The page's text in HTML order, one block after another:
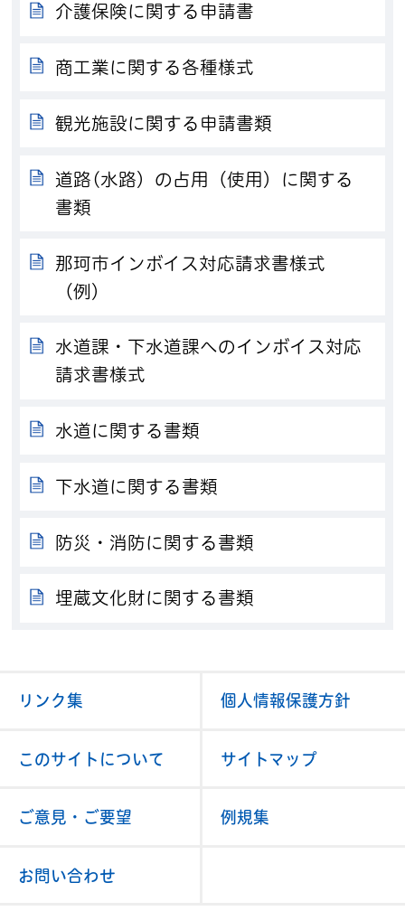
介護保険に関する申請書
商工業に関する各種様式
観光施設に関する申請書類
道路(水路）の占用（使用）に関する
書類
那珂市インボイス対応請求書様式
（例）
水道課・下水道課へのインボイス対応
請求書様式
水道に関する書類
下水道に関する書類
防災・消防に関する書類
埋蔵文化財に関する書類
リンク集 個人情報保護方針
このサイトについて サイトマップ
ご意見・ご要望 例規集
お問い合わせ